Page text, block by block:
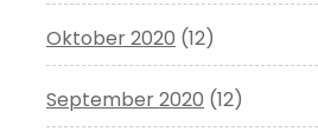
Oktober 2020 (12)
September 2020 (12)